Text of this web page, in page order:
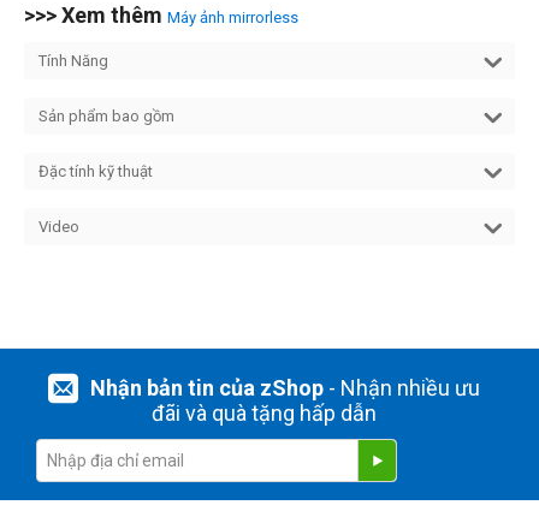
>>> Xem thêm Máy ảnh mirrorless
Tính Năng
Sản phẩm bao gồm
Đặc tính kỹ thuật
Video
Nhận bản tin của zShop- Nhận nhiều ưu
đãi và quà tặng hấp dẫn